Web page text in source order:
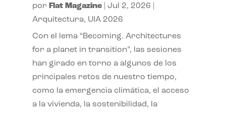
por Flat Magazine| Jul 2, 2026
Arquitectura, UIA 2026
Con el lema “Becoming. Architectures
for a planet in transition”, las sesiones
han girado en torno a algunos de los
principales retos de nuestro tiempo,
como la emergencia climática, el acceso
a la vivienda, la sostenibilidad, la